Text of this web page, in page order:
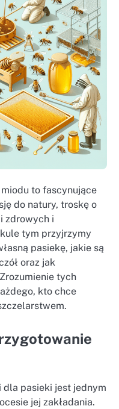
to fascynujące
do natury, troskę o
zdrowych i
tym przyjrzymy
pasiekę, jakie są
oraz jak
tych
kto chce
pasieki jest jednym
jej zakładania.